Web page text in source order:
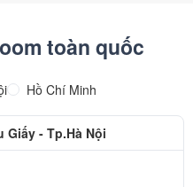
toàn quốc
Hồ Chí Minh
Giấy - Tp.Hà Nội